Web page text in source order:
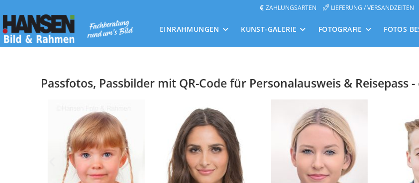
ZAHLUNGSARTEN LIEFERUNG / VERSANDZEITEN
EINRAHMUNGEN KUNST-GALERIE FOTOGRAFIE FOTOS
Passfotos, Passbilder mit QR-Code für Personalausweis & Reisepass